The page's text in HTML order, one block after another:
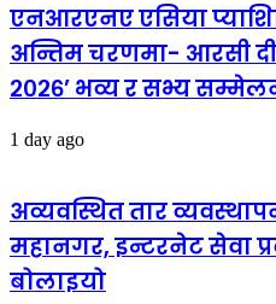
एनआरएनए एसिया
अन्तिम चरणमा- आरसी
२०२६’ भव्य र सभ्य
1 day ago
अव्यवस्थित तार
महानगर, इन्टरनेट सेवा
बोलाइयो